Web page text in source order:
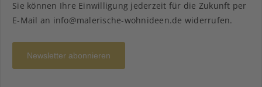
Sie können Ihre Einwilligung jederzeit für die Zukunft per
E-Mail an info@malerische-wohnideen.de widerrufen.